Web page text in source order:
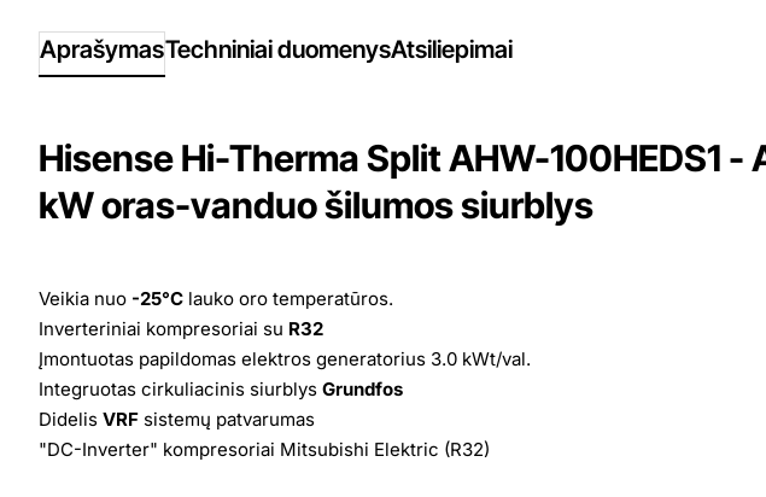
AprašymasTechniniai duomenysAtsiliepimai
Hisense Hi-Therma Split AHW-100HEDS1 -
kW oras-vanduo šilumos siurblys
Veikia nuo -25°C lauko oro temperatūros.
Inverteriniai kompresoriai su R32
Įmontuotas papildomas elektros generatorius 3.0 kWt/val.
Integruotas cirkuliacinis siurblys Grundfos
Didelis VRF sistemų patvarumas
"DC-Inverter" kompresoriai Mitsubishi Elektric (R32)